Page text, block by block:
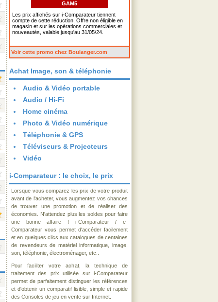
GAM5
Les prix affichés sur i-Comparateur tiennent
compte de cette réduction. Offre non éligible en
magasin et sur les opérations commerciales et
nouveautés, valable jusqu'au 31/05/24.
Voir cette promo chez Boulanger.com
Achat Image, son & téléphonie
Audio & Vidéo portable
Audio / Hi-Fi
Home cinéma
Photo & Vidéo numérique
Téléphonie & GPS
Téléviseurs & Projecteurs
Vidéo
i-Comparateur : le choix, le prix
Lorsque vous comparez les prix de votre produit
avant de l'acheter, vous augmentez vos chances
de trouver une promotion et de réaliser des
économies. N'attendez plus les soldes pour faire
une bonne affaire ! i-Comparateur / e-
Comparateur vous permet d'accéder facilement
et en quelques clics aux catalogues de centaines
de revendeurs de matériel informatique, image,
son, téléphonie, électroménager, etc..
Pour faciliter votre achat, la technique de
traitement des prix utilisée sur i-Comparateur
permet de parfaitement distinguer les références
et d'obtenir un comparatif lisible, simple et rapide
des Consoles de jeu en vente sur Internet.